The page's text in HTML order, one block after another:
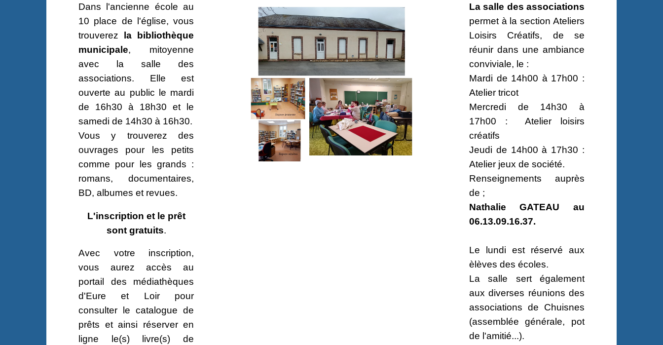
Dans l'ancienne école au
10 place de l'église, vous
trouverez la bibliothèque
municipale, mitoyenne
avec la salle des
associations. Elle est
ouverte au public le mardi
de 16h30 à 18h30 et le
samedi de 14h30 à 16h30.
Vous y trouverez des
ouvrages pour les petits
comme pour les grands :
romans, documentaires,
BD, albumes et revues.
L'inscription et le prêt
sont gratuits.
Avec votre inscription,
vous aurez accès au
portail des médiathèques
d'Eure et Loir pour
consulter le catalogue de
prêts et ainsi réserver en
ligne le(s) livre(s) de
La salle des associations
permet à la section Ateliers
Loisirs Créatifs, de se
réunir dans une ambiance
conviviale, le :
Mardi de 14h00 à 17h00 :
Atelier tricot
Mercredi de 14h30 à
17h00 : Atelier loisirs
créatifs
Jeudi de 14h00 à 17h30 :
Atelier jeux de société.
Renseignements auprès
de ;
Nathalie GATEAU au
06.13.09.16.37.
Le lundi est réservé aux
èlèves des écoles.
La salle sert également
aux diverses réunions des
associations de Chuisnes
(assemblée générale, pot
de l'amitié...).